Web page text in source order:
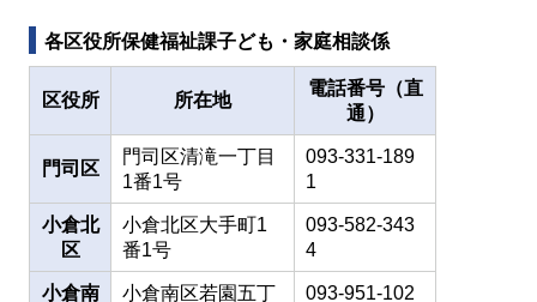
各区役所保健福祉課子ども・家庭相談係
区役所 所在地
電話番号（直
通）
門司区
門司区清滝一丁目
1番1号
093-331-189
1
小倉北
区
小倉北区大手町1
番1号
093-582-343
4
小倉南
小倉南区若園五丁
093-951-102